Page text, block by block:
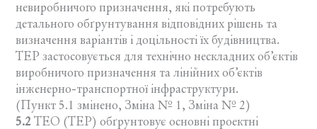
невиробничого призначення, які потребують
детального обґрунтування відповідних рішень та
визначення варіантів і доцільності їх будівництва.
ТЕР застосовується для технічно нескладних об’єктів
виробничого призначення та лінійних об’єктів
інженерно-транспортної інфраструктури.
(Пункт 5.1 змінено, Зміна № 1, Зміна № 2)
5.2 ТЕО (ТЕР) обґрунтовує основні проектні